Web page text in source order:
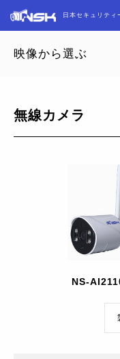
日本セキュリティ
映像から選ぶ
無線カメラ
NS-